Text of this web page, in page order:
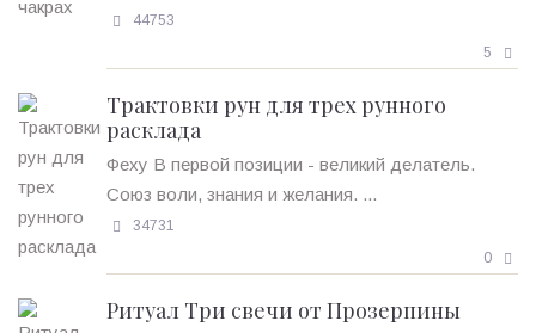
44753
5
Трактовки рун для трех рунного
расклада
Феху В первой позиции - великий делатель.
Союз воли, знания и желания. ...
34731
0
Ритуал Три свечи от Прозерпины